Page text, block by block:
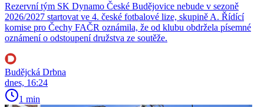
Rezervní tým SK Dynamo České Budějovice nebude v sezoně
2026/2027 startovat ve 4. české fotbalové lize, skupině A. Řídící
komise pro Čechy FAČR oznámila, že od klubu obdržela písemné
oznámení o odstoupení družstva ze soutěže.
Budějcká Drbna
dnes, 16:24
1 min